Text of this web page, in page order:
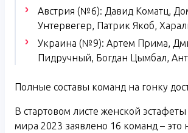
Австрия (№6): Давид Коматц,
Унтервегер, Патрик Якоб,
Украина (№9): Артем Прима,
Пидручный, Богдан Цымбал,
Полные составы команд на гонку
В стартовом листе женской
мира 2023 заявлено 16 команд – это